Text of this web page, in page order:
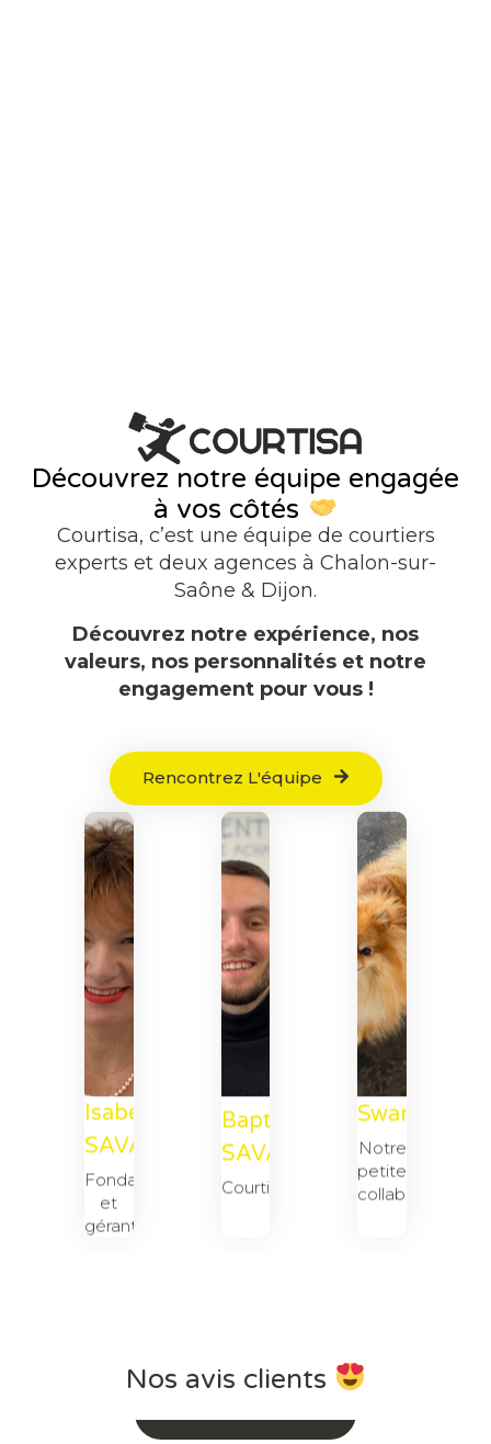
Isabelle
SAVALLI
Fondatrice
et
gérante
Baptiste
SAVALLI
Courtier
Swann
Notre
petite
collaboratrice
Découvrez notre équipe engagée
à vos côtés
Courtisa, c’est une équipe de courtiers
experts et deux agences à Chalon-sur-
Saône & Dijon.
Découvrez notre expérience, nos
valeurs, nos personnalités et notre
engagement pour vous !
Rencontrez L'équipe
Nos avis clients